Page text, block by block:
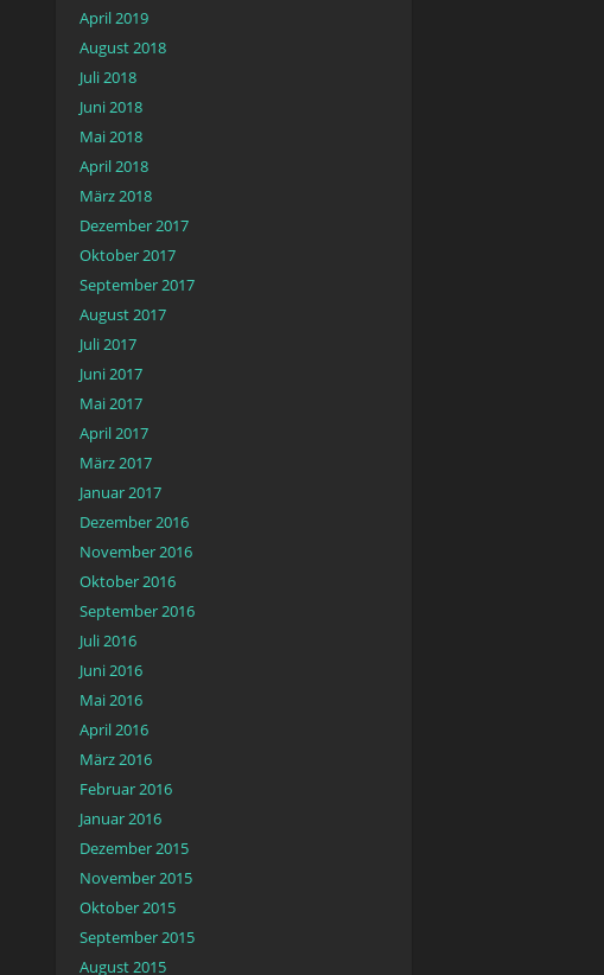
April 2019
August 2018
Juli 2018
Juni 2018
Mai 2018
April 2018
März 2018
Dezember 2017
Oktober 2017
September 2017
August 2017
Juli 2017
Juni 2017
Mai 2017
April 2017
März 2017
Januar 2017
Dezember 2016
November 2016
Oktober 2016
September 2016
Juli 2016
Juni 2016
Mai 2016
April 2016
März 2016
Februar 2016
Januar 2016
Dezember 2015
November 2015
Oktober 2015
September 2015
August 2015